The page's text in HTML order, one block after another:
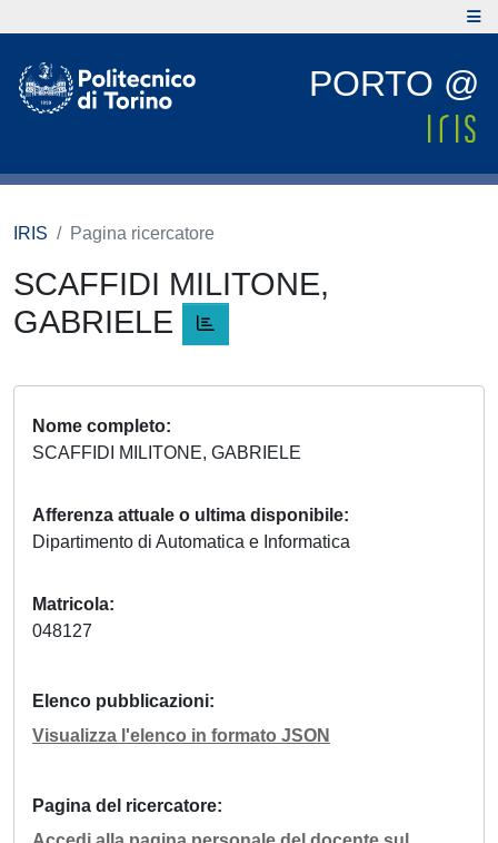
PORTO @
IRIS Pagina ricercatore
SCAFFIDI MILITONE,
GABRIELE
Nome completo
SCAFFIDI MILITONE, GABRIELE
Afferenza attuale o ultima disponibile
Dipartimento di Automatica e Informatica
Matricola
048127
Elenco pubblicazioni
Visualizza l'elenco in formato JSON
Pagina del ricercatore